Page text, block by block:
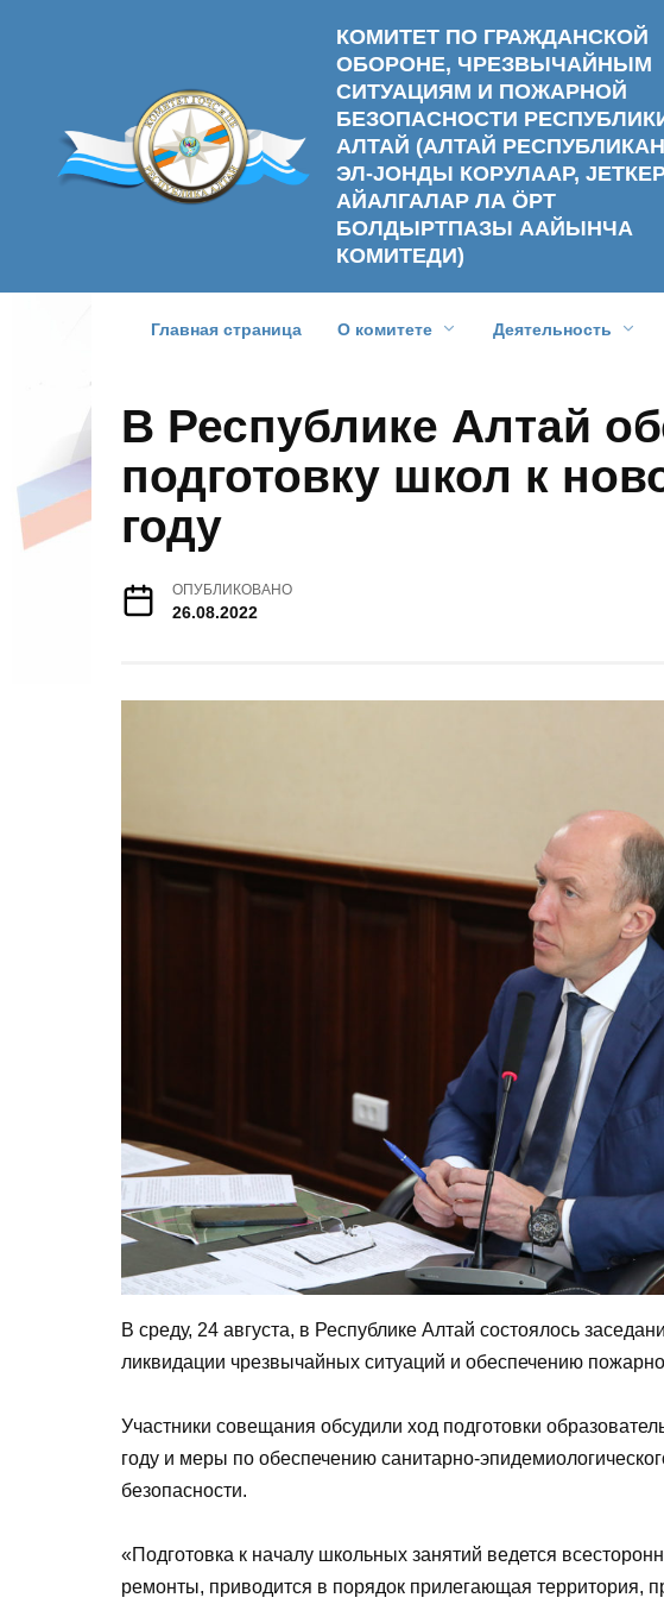
КОМИТЕТ ПО ГРАЖДАНСКОЙ
ОБОРОНЕ, ЧРЕЗВЫЧАЙНЫМ
СИТУАЦИЯМ И ПОЖАРНОЙ
БЕЗОПАСНОСТИ
АЛТАЙ (АЛТАЙ
ЭЛ-ЈОНДЫ КОРУЛААР,
АЙАЛГАЛАР ЛА ӦРТ
БОЛДЫРТПАЗЫ ААЙЫНЧА
КОМИТЕДИ)
Главная страница О комитете Деятельность
В Республике Алтай
подготовку школ к
году
ОПУБЛИКОВАНО
26.08.2022
В среду, 24 августа, в Республике Алтай состоялось
ликвидации чрезвычайных ситуаций и обеспечению
Участники совещания обсудили ход подготовки
году и меры по обеспечению санитарно-
безопасности.
«Подготовка к началу школьных занятий ведется
ремонты, приводится в порядок прилегающая территория,